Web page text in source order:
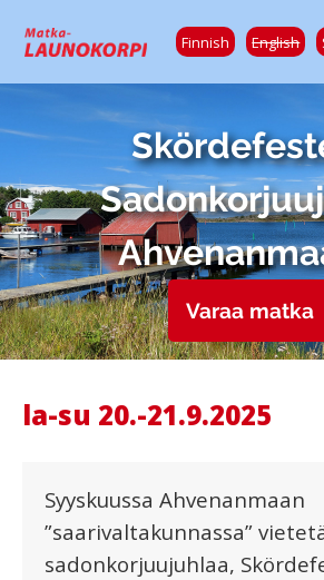
Finnish English
Varaa matka
la-su 20.-21.9.2025
Syyskuussa Ahvenanmaan
”saarivaltakunnassa”
sadonkorjuujuhlaa,